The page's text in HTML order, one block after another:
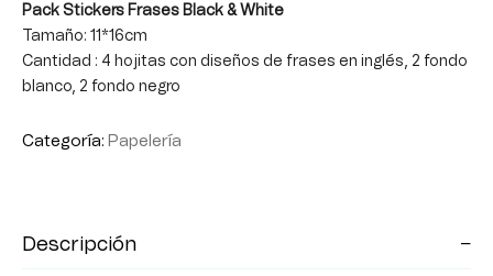
Pack Stickers Frases Black & White
Tamaño: 11*16cm
Cantidad : 4 hojitas con diseños de frases en inglés, 2 fondo
blanco, 2 fondo negro
Categoría: Papelería
Descripción